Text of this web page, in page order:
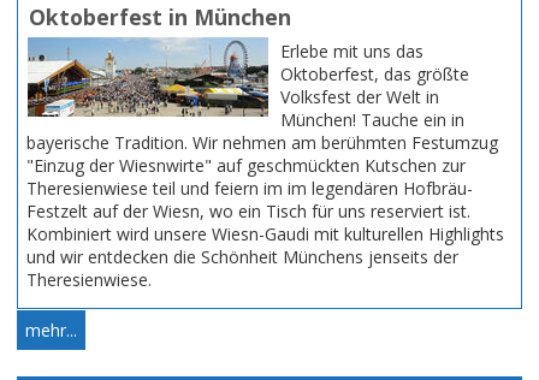
Oktoberfest in München
Erlebe mit uns das
Oktoberfest, das größte
Volksfest der Welt in
München! Tauche ein in
bayerische Tradition. Wir nehmen am berühmten Festumzug
"Einzug der Wiesnwirte" auf geschmückten Kutschen zur
Theresienwiese teil und feiern im im legendären Hofbräu-
Festzelt auf der Wiesn, wo ein Tisch für uns reserviert ist.
Kombiniert wird unsere Wiesn-Gaudi mit kulturellen Highlights
und wir entdecken die Schönheit Münchens jenseits der
Theresienwiese.
mehr...